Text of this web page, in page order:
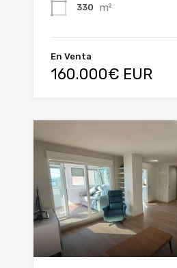
330 m²
En Venta
160.000€ EUR